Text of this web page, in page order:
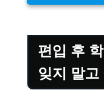
편입 후
잊지 말고